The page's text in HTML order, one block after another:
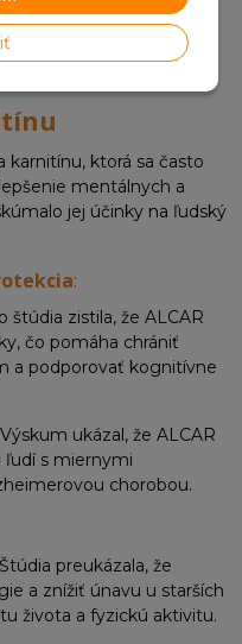
karnitínu, ktorá sa často
mentálnych a
jej účinky na ľudský
:
štúdia zistila, že ALCAR
čo pomáha chrániť
a podporovať kognitívne
ukázal, že ALCAR
s miernymi
chorobou.
preukázala, že
a znížiť únavu u starších
života a fyzickú aktivitu.